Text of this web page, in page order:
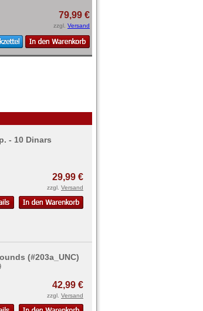
79,99 €
zzgl. Versand
- 10 Dinars
29,99 €
zzgl. Versand
(#203a_UNC)
42,99 €
zzgl. Versand